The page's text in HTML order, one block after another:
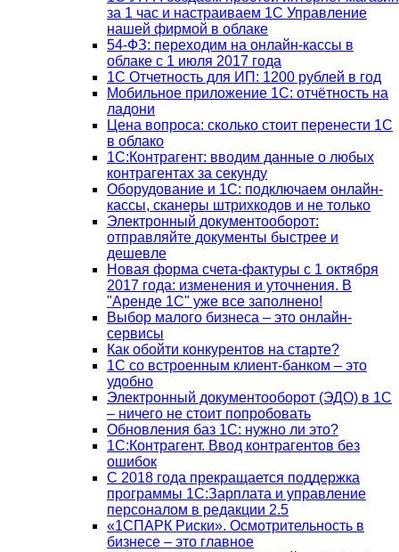
за 1 час и настраиваем 1С Управление
нашей фирмой в облаке
54-ФЗ: переходим на онлайн-кассы в
облаке с 1 июля 2017 года
1С Отчетность для ИП: 1200 рублей в год
Мобильное приложение 1С: отчётность на
ладони
Цена вопроса: сколько стоит перенести 1С
в облако
1С:Контрагент: вводим данные о любых
контрагентах за секунду
Оборудование и 1С: подключаем онлайн-
кассы, сканеры штрихкодов и не только
Электронный документооборот:
отправляйте документы быстрее и
дешевле
Новая форма счета-фактуры с 1 октября
2017 года: изменения и уточнения. В
"Аренде 1С" уже все заполнено!
Выбор малого бизнеса – это онлайн-
сервисы
Как обойти конкурентов на старте?
1C со встроенным клиент-банком – это
удобно
Электронный документооборот (ЭДО) в 1С
– ничего не стоит попробовать
Обновления баз 1С: нужно ли это?
1С:Контрагент. Ввод контрагентов без
ошибок
С 2018 года прекращается поддержка
программы 1С:Зарплата и управление
персоналом в редакции 2.5
«1СПАРК Риски». Осмотрительность в
бизнесе – это главное